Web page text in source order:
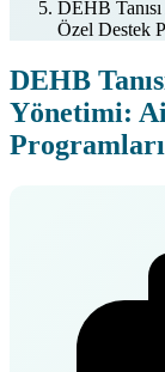
DEHB
Özel Destek
DEHB
Yönetimi:
Programları